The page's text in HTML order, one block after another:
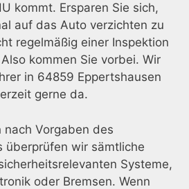
kommt. Ersparen Sie sich,
auf das Auto verzichten zu
regelmäßig einer Inspektion
kommen Sie vorbei. Wir
in 64859 Eppertshausen
gerne da.
nach Vorgaben des
überprüfen wir sämtliche
Systeme,
oder Bremsen. Wenn